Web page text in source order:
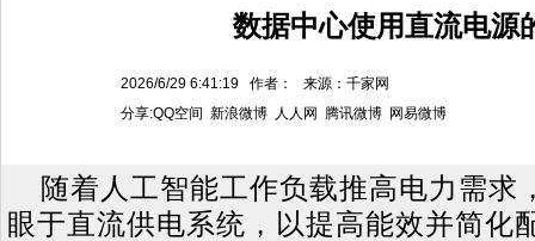
数据中心使用直流电源
2026/6/29 6:41:19 作者： 来源：千家网
分享:QQ空间 新浪微博 人人网 腾讯微博 网易微博
随着人工智能工作负载推高电力需求
眼于直流供电系统，以提高能效并简化